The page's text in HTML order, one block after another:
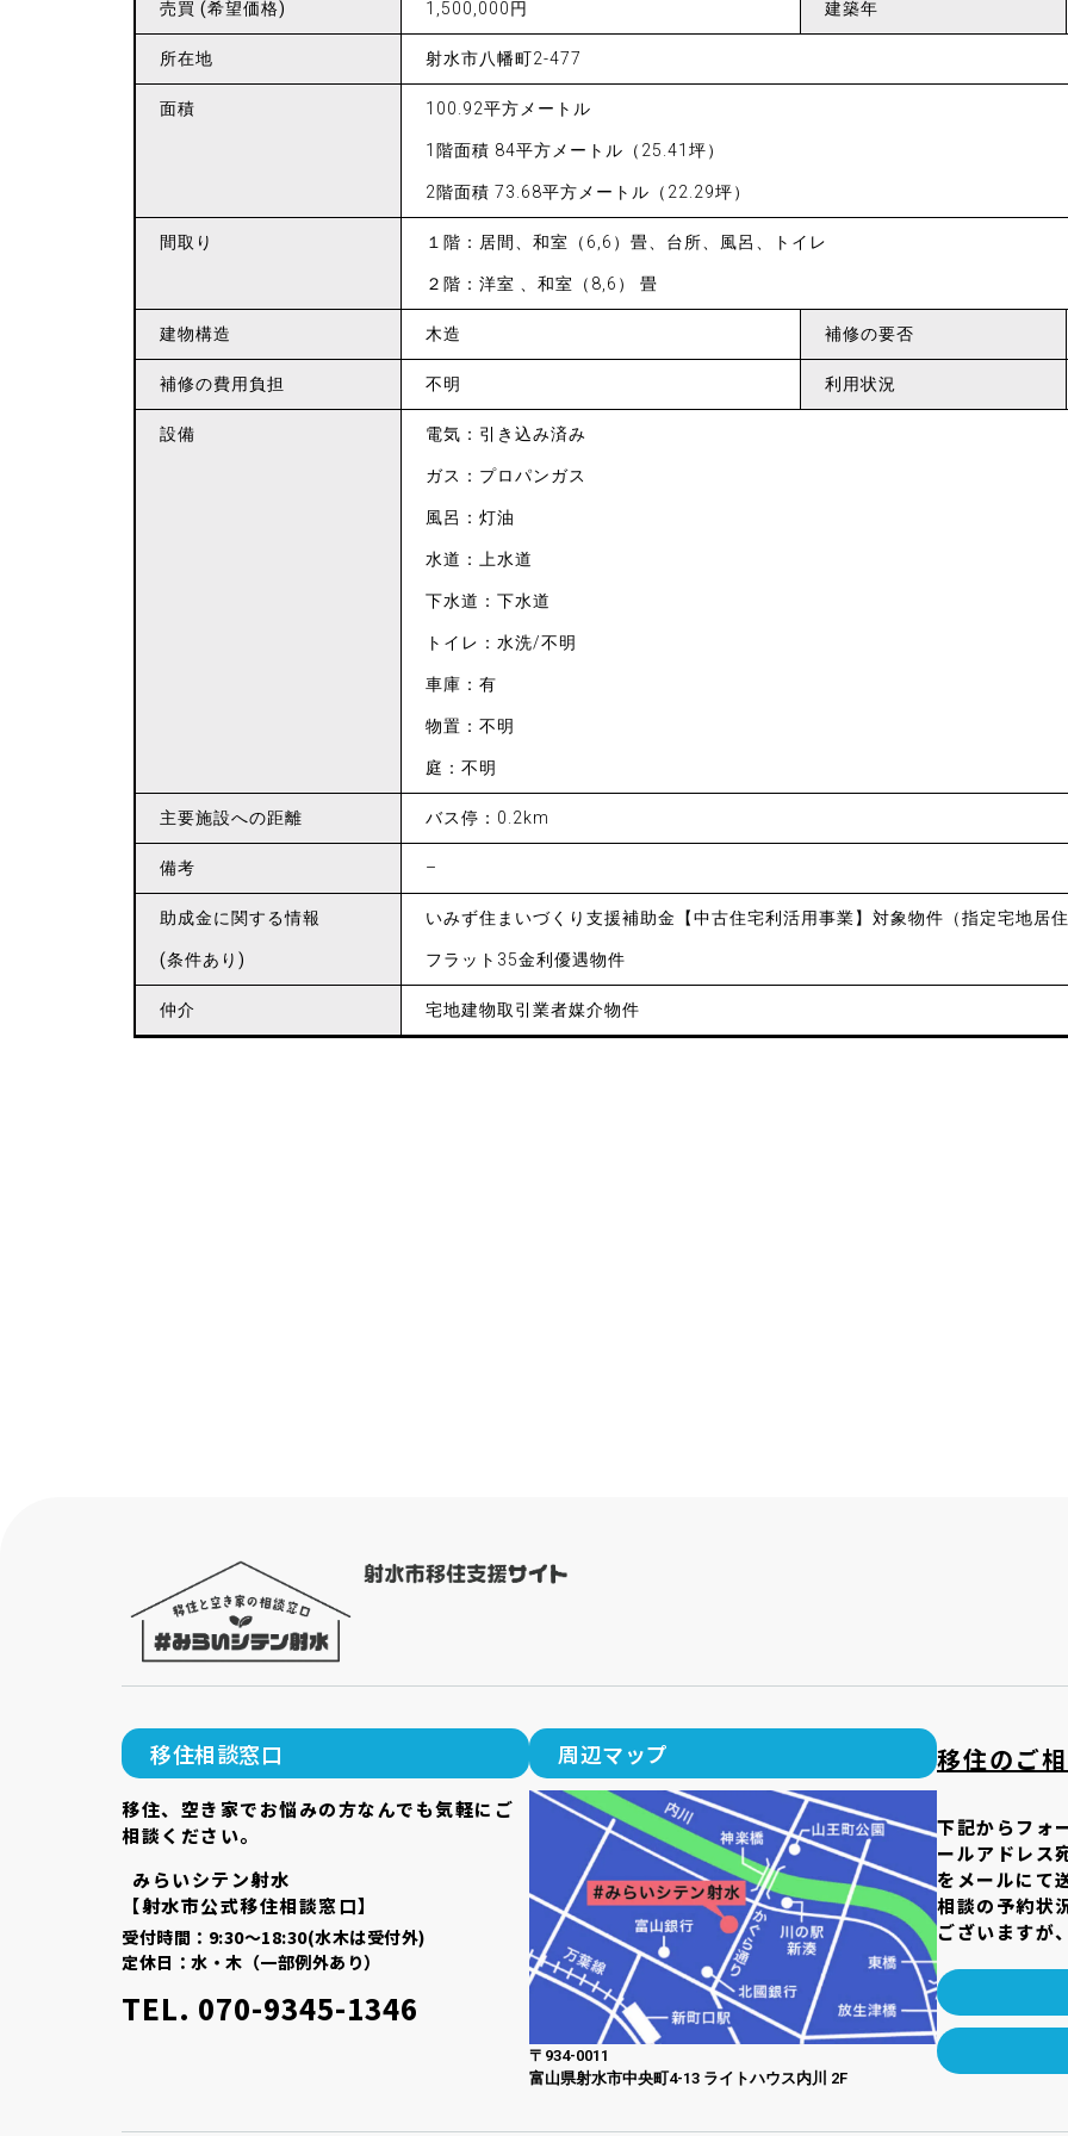
売買 (希望価格) 1,500,000円 建築年
所在地 射水市八幡町2-477
面積 100.92平方メートル
1階面積 84平方メートル（25.41坪）
2階面積 73.68平方メートル（22.29坪）
間取り １階：居間、和室（6,6）畳、台所、風呂、トイレ
２階：洋室 、和室（8,6） 畳
建物構造 木造 補修の要否
補修の費用負担 不明 利用状況
設備 電気：引き込み済み
ガス：プロパンガス
風呂：灯油
水道：上水道
下水道：下水道
トイレ：水洗/不明
車庫：有
物置：不明
庭：不明
主要施設への距離 バス停：0.2km
備考 –
助成金に 関する情報
(条件あり)
いみず住まいづくり支援補助金【中古住宅利活用事業】対象物件（指定宅地居
フラット35金利優遇物件
仲介 宅地建物取引業者媒介物件
移住相談窓口
移住、空き家でお悩みの方なんでも気軽にご
相談ください。
みらいシテン射水
【射水市公式移住相談窓口】
受付時間：9:30～18:30(水木は受付外)
定休日：水・木（一部例外あり）
TEL. 070-9345-1346
周辺マップ
〒934-0011
富山県射水市中央町4-13 ライトハウス内川 2F
移住のご
下記からフォ
ールアドレス
をメールにて
相談の予約状
ございますが